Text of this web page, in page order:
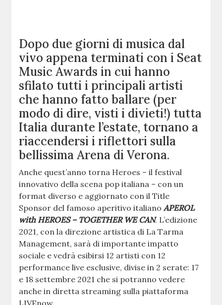
Dopo due giorni di musica dal
vivo appena terminati con i Seat
Music Awards in cui hanno
sfilato tutti i principali artisti
che hanno fatto ballare (per
modo di dire, visti i divieti!) tutta
Italia durante l’estate, tornano a
riaccendersi i riflettori sulla
bellissima Arena di Verona.
Anche quest’anno torna Heroes – il festival
innovativo della scena pop italiana – con un
format diverso e aggiornato con il Title
Sponsor del famoso aperitivo italianoAPEROL
with HEROES – TOGETHER WE CAN. L’edizione
2021, con la direzione artistica di La Tarma
Management, sarà di importante impatto
sociale e vedrà esibirsi 12 artisti con 12
performance live esclusive, divise in 2 serate: 17
e 18 settembre 2021 che si potranno vedere
anche in diretta streaming sulla piattaforma
LIVEnow.